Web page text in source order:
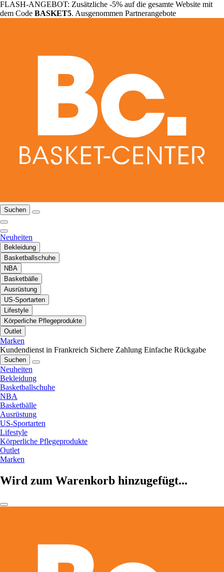
FLASH-ANGEBOT: Zusätzliche -5% auf die gesamte Website mit
dem Code BASKET5. Ausgenommen Partnerangebote
Suchen
Neuheiten
Bekleidung
Basketballschuhe
NBA
Basketbälle
Ausrüstung
US-Sportarten
Lifestyle
Körperliche Pflegeprodukte
Outlet
Marken
Kundendienst in Frankreich Sichere Zahlung Einfache Rückgabe
Suchen
Neuheiten
Bekleidung
Basketballschuhe
NBA
Basketbälle
Ausrüstung
US-Sportarten
Lifestyle
Körperliche Pflegeprodukte
Outlet
Marken
Wird zum Warenkorb hinzugefügt...